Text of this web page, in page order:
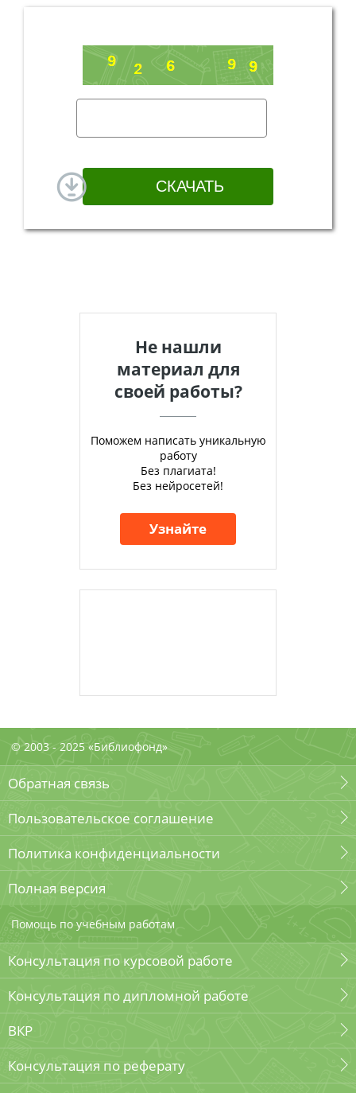
Не нашли
материал для
своей работы?
Поможем написать уникальную
работу
Без плагиата!
Без нейросетей!
Узнайте
© 2003 - 2025 «Библиофонд»
Обратная связь
Пользовательское соглашение
Политика конфиденциальности
Полная версия
Помощь по учебным работам
Консультация по курсовой работе
Консультация по дипломной работе
ВКР
Консультация по реферату